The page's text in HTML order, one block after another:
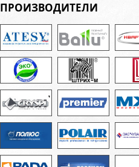
ПРОИЗВОДИТЕЛИ